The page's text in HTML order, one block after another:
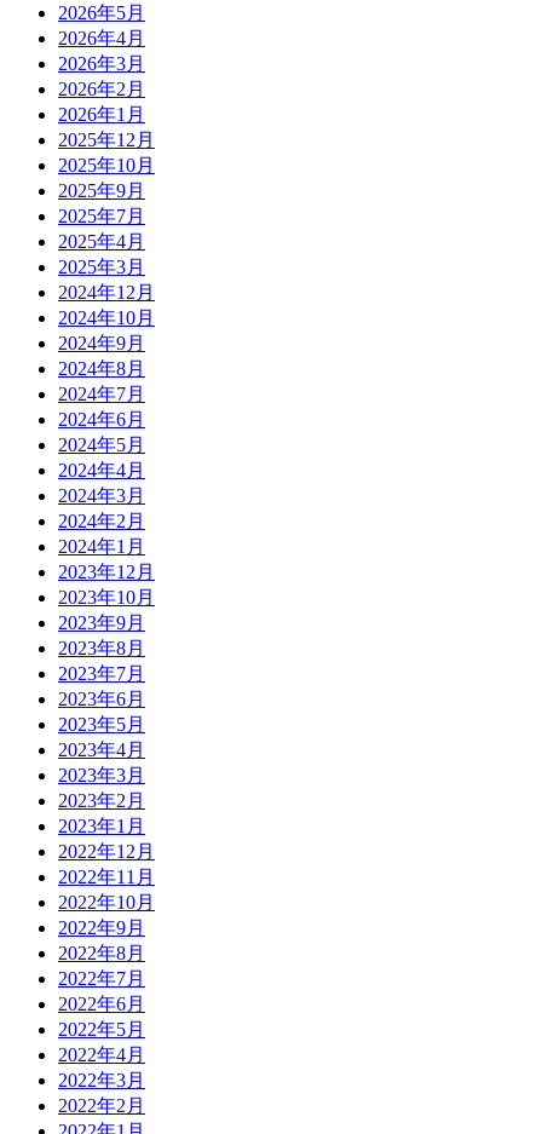
2026年5月
2026年4月
2026年3月
2026年2月
2026年1月
2025年12月
2025年10月
2025年9月
2025年7月
2025年4月
2025年3月
2024年12月
2024年10月
2024年9月
2024年8月
2024年7月
2024年6月
2024年5月
2024年4月
2024年3月
2024年2月
2024年1月
2023年12月
2023年10月
2023年9月
2023年8月
2023年7月
2023年6月
2023年5月
2023年4月
2023年3月
2023年2月
2023年1月
2022年12月
2022年11月
2022年10月
2022年9月
2022年8月
2022年7月
2022年6月
2022年5月
2022年4月
2022年3月
2022年2月